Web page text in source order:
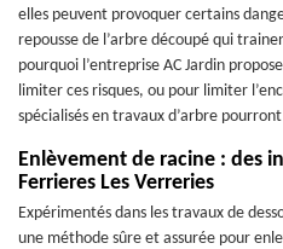
elles peuvent provoquer certains
repousse de l’arbre découpé qui
pourquoi l’entreprise AC Jardin
limiter ces risques, ou pour limiter
spécialisés en travaux d’arbre
Enlèvement de racine : des
Ferrieres Les Verreries
Expérimentés dans les travaux de
une méthode sûre et assurée pour